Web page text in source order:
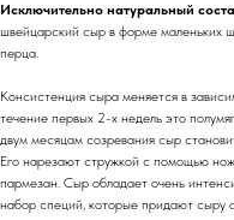
Исключительно натуральный
швейцарский сыр в форме маленьких
перца.
Консистенция сыра меняется в
течение первых 2-х недель это
двум месяцам созревания сыр
Его нарезают стружкой с помощью
пармезан. Сыр обладает очень
набор специй, которые придают сыру